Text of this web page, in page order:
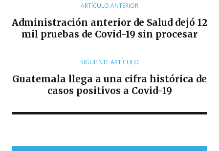
ARTÍCULO ANTERIOR
Administración anterior de Salud dejó 12
mil pruebas de Covid-19 sin procesar
SIGUIENTE ARTÍCULO
Guatemala llega a una cifra histórica de
casos positivos a Covid-19